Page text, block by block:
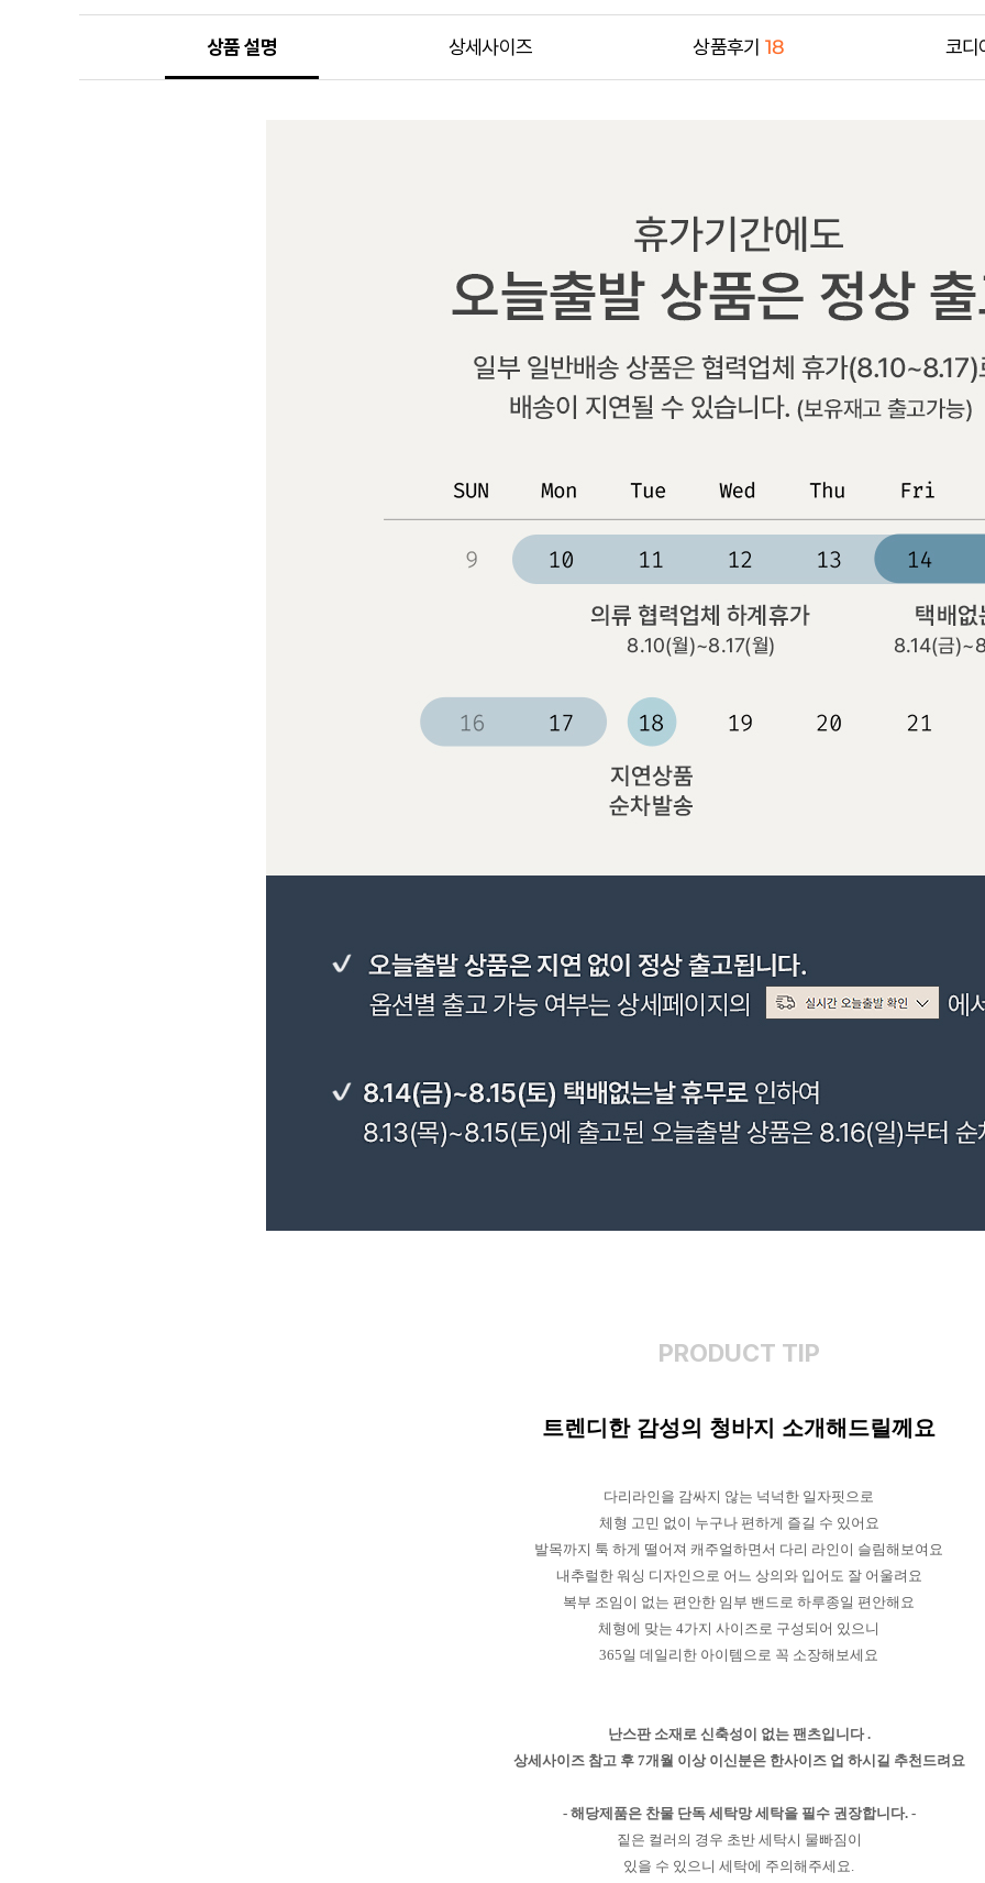
상품 설명 상세사이즈 상품후기18 코디
PRODUCT TIP
트렌디한 감성의 청바지 소개해드릴께요
다리라인을 감싸지 않는 넉넉한 일자핏으로
체형 고민 없이 누구나 편하게 즐길 수 있어요
발목까지 툭 하게 떨어져 캐주얼하면서 다리 라인이 슬림해보여요
내추럴한 워싱 디자인으로 어느 상의와 입어도 잘 어울려요
복부 조임이 없는 편안한 임부 밴드로 하루종일 편안해요
체형에 맞는 4가지 사이즈로 구성되어 있으니
365일 데일리한 아이템으로 꼭 소장해보세요
난스판 소재로 신축성이 없는 팬츠입니다 .
상세사이즈 참고 후 7개월 이상 이신분은 한사이즈 업 하시길 추천드려요
- 해당제품은 찬물 단독 세탁망 세탁을 필수 권장합니다. -
짙은 컬러의 경우 초반 세탁시 물빠짐이
있을 수 있으니 세탁에 주의해주세요.